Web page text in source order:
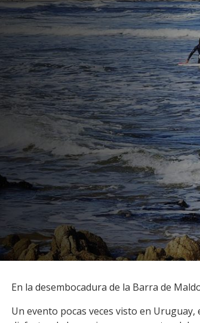
Facebook
En la desembocadura de la Barra de
Un evento pocas veces visto en